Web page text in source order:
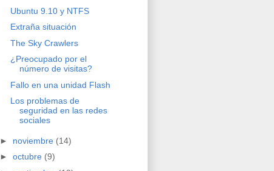
Ubuntu 9.10 y NTFS
Extraña situación
The Sky Crawlers
¿Preocupado por el
número de visitas?
Fallo en una unidad Flash
Los problemas de
seguridad en las redes
sociales
► noviembre (14)
► octubre (9)